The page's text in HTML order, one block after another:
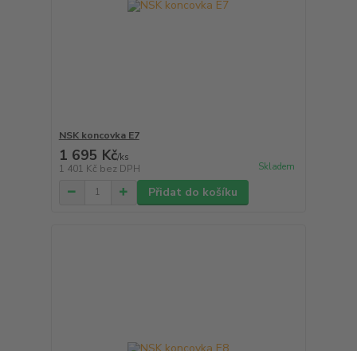
NSK koncovka E7
1 695 Kč/ks
1 401 Kč bez DPH Skladem
Přidat do košíku